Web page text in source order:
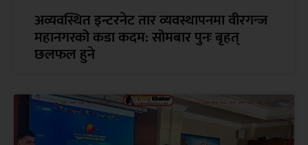
अव्यवस्थित इन्टरनेट तार व्यवस्थापनमा वीरगन्ज
महानगरको कडा कदम: सोमबार पुनः बृहत्
छलफल हुने